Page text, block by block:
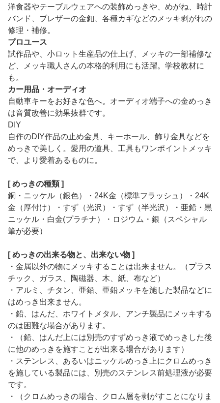
洋食器やテーブルウェアへの装飾めっきや、めがね、時計
バンド、ブレザーの金釦、各種カギなどのメッキ剥がれの
修理・補修。
プロユース
試作品や、小ロット生産品の仕上げ、メッキの一部補修な
ど、メッキ職人さんの本格的利用にも活躍。学校教材に
も。
カー用品・オーディオ
自動車キーをお好きな色へ。オーディオ端子への金めっき
は音質改善に効果抜群です。
DIY
自作のDIY作品の止め金具、キーホール、飾り金具などを
めっきで美しく。愛用の道具、工具もワンポイントメッキ
で、より愛着あるものに。
[ めっきの種類 ]
銅・ニッケル（銀色）・24K金（標準フラッシュ）・24K
金（厚付け）・すず（光沢）・すず（半光沢）・亜鉛・黒
ニッケル・白金(プラチナ）・ロジウム・銀（スペシャル
筆が必要）
[ めっきの出来る物と、出来ない物 ]
・金属以外の物にメッキすることは出来ません。（プラス
チック、ガラス、陶磁器、木、紙、布など）
・アルミ、チタン、亜鉛、亜鉛メッキを施した製品などに
はめっき出来ません。
・鉛、はんだ、ホワイトメタル、アンチ製品にメッキする
のは困難な場合があります。
・（鉛、はんだ上には別売のすずめっき液でめっきした後
に他のめっきを施すことが出来る場合があります）
・ステンレス、あるいはニッケルめっき上にクロムめっき
を施している製品には、別売のステンレス前処理液が必要
です。
・（クロムめっきの場合、クロム層を剥がすことになりま